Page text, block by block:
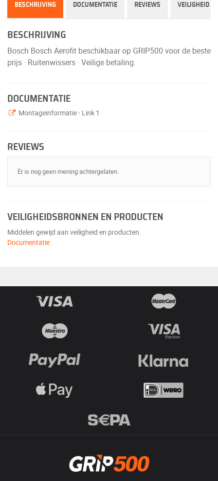
BESCHRIJVING DOCUMENTATIE REVIEWS VEILIGHEID
BESCHRIJVING
Bosch Bosch Aerofit beschikbaar op GRIP500 voor de beste
prijs · Ruitenwissers · Veilige betaling.
DOCUMENTATIE
Montageinformatie - Link 1
REVIEWS
Er is nog geen mening achtergelaten.
VEILIGHEIDSBRONNEN EN PRODUCTEN
Middelen gewijd aan veiligheid en producten.
Documentatie